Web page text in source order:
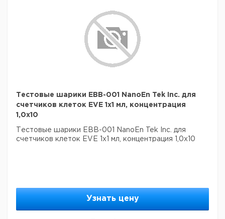
Тестовые шарики EBB-001 NanoEn Tek Inc. для
счетчиков клеток EVE 1x1 мл, концентрация
1,0x10
Тестовые шарики EBB-001 NanoEn Tek Inc. для
счетчиков клеток EVE 1x1 мл, концентрация 1,0x10
Узнать цену